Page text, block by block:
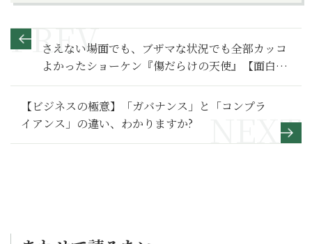
さえない場面でも、ブザマな状況でも全部カッコ
よかったショーケン『傷だらけの天使』【面白す
ぎる日本映画 第29回・特別編】
【ビジネスの極意】「ガバナンス」と「コンプラ
イアンス」の違い、わかりますか?